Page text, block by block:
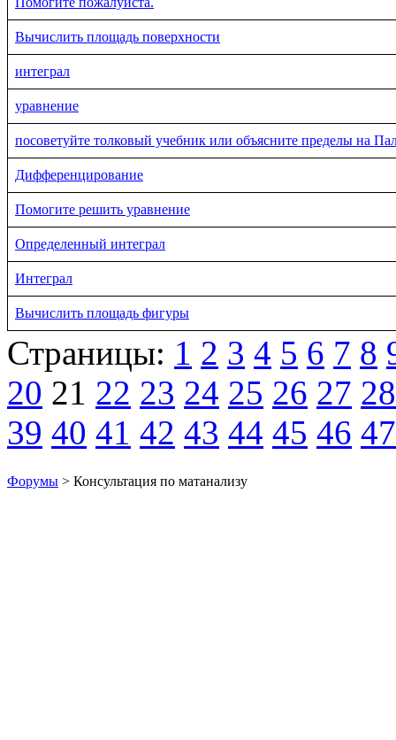
Вычислить площадь поверхности
интеграл
уравнение
посоветуйте толковый учебник или объясните пределы на
Дифференцирование
Помогите решить уравнение
Определенный интеграл
Интеграл
Вычислить площадь фигуры
Страницы: 1 2 3 4 5 6 7 8
20 21 22 23 24 25 26 27 28
39 40 41 42 43 44 45 46 47
Форумы > Консультация по матанализу